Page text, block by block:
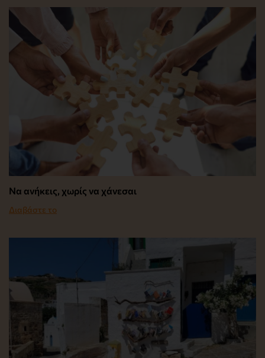
Να ανήκεις, χωρίς να χάνεσαι
Διαβάστε το